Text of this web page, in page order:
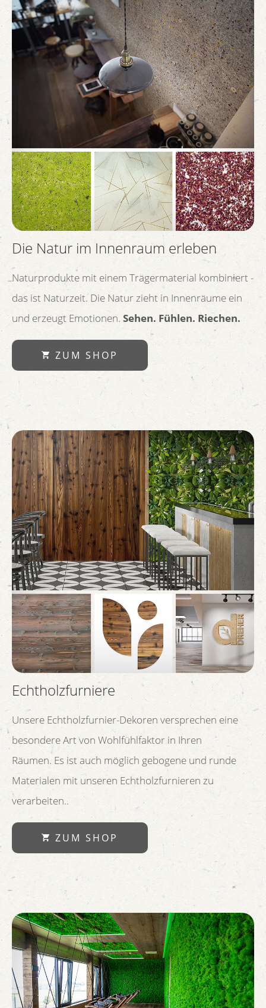
Die Natur im Innenraum erleben
Naturprodukte mit einem Trägermaterial kombiniert -
das ist Naturzeit. Die Natur zieht in Innenräume ein
und erzeugt Emotionen. Sehen. Fühlen. Riechen.
ZUM SHOP
Echtholzfurniere
Unsere Echtholzfurnier-Dekoren versprechen eine
besondere Art von Wohlfühlfaktor in Ihren
Räumen. Es ist auch möglich gebogene und runde
Materialen mit unseren Echtholzfurnieren zu
verarbeiten..
ZUM SHOP